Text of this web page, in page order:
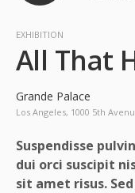
EXHIBITION
All That
Grande Palace
Los Angeles, 1000 5th
Suspendisse
dui orci suscipit
sit amet risus.